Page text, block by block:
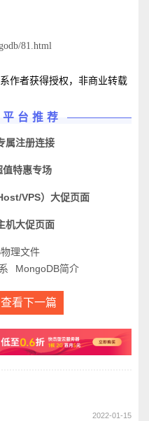
81.html
作者获得授权，非商业转载
台推荐
属注册连接
特惠专场
VPS）大促页面
机大促页面
理文件
MongoDB简介
查看下一篇
2022-01-15